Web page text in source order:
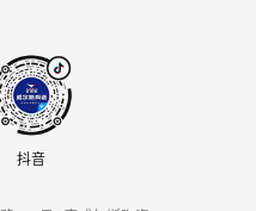
抖音